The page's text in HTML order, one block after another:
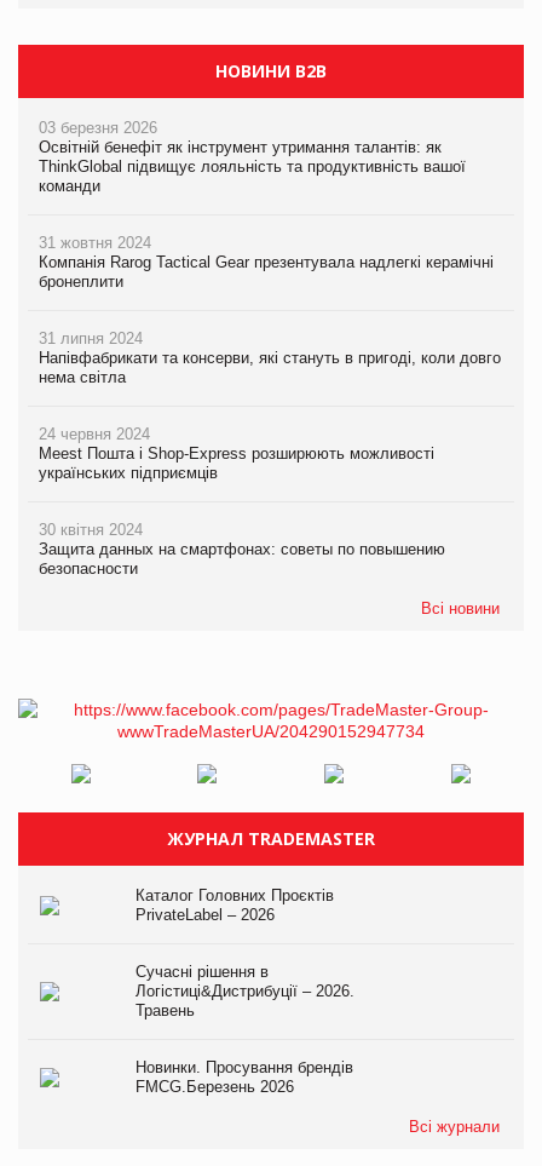
НОВИНИ B2B
03 березня 2026
Освітній бенефіт як інструмент утримання талантів: як
ThinkGlobal підвищує лояльність та продуктивність вашої
команди
31 жовтня 2024
Компанія Rarog Tactical Gear презентувала надлегкі керамічні
бронеплити
31 липня 2024
Напівфабрикати та консерви, які стануть в пригоді, коли довго
нема світла
24 червня 2024
Meest Пошта і Shop-Express розширюють можливості
українських підприємців
30 квітня 2024
Защита данных на смартфонах: советы по повышению
безопасности
Всі новини
ЖУРНАЛ TRADEMASTER
Каталог Головних Проєктів
PrivateLabel – 2026
Сучасні рішення в
Логістиці&Дистрибуції – 2026.
Травень
Новинки. Просування брендів
FMCG.Березень 2026
Всі журнали